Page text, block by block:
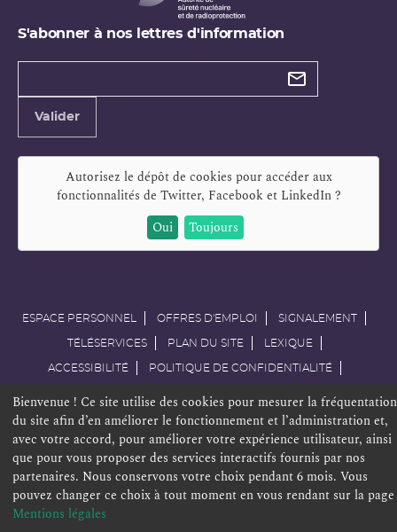
S'abonner à nos lettres d'information
Types de
Valider
Autorisez le dépôt de cookies pour accéder aux
fonctionnalités de Twitter, Facebook et LinkedIn?
Oui
Toujours
ESPACE PERSONNEL OFFRES D'EMPLOI SIGNALEMENT
TÉLÉSERVICES PLAN DU SITE LEXIQUE
ACCESSIBILITÉ POLITIQUE DE CONFIDENTIALITÉ
Bienvenue ! Ce site utilise des cookies pour mesurer la fréquentation
du site afin d’en améliorer le fonctionnement et l’administration et,
avec votre accord, pour améliorer votre expérience utilisateur, ainsi
que pour vous proposer des services interactifs fournis par nos
partenaires. Nous conservons votre choix pendant 6 mois. Vous
pouvez changer ce choix à tout moment en vous rendant sur la page
Mentions légales